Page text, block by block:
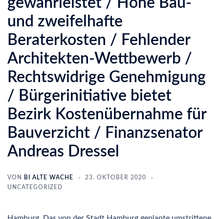
und zweifelhafte
Beraterkosten / Fehlender
Architekten-Wettbewerb /
Rechtswidrige Genehmigung
/ Bürgerinitiative bietet
Bezirk Kostenübernahme für
Bauverzicht / Finanzsenator
Andreas Dressel
VON BI ALTE WACHE
23. OKTOBER 2020
UNCATEGORIZED